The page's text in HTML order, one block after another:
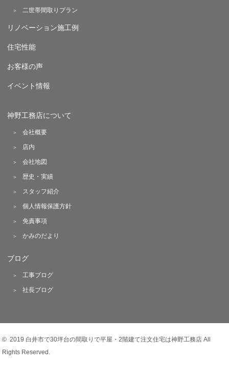
二世帯間取りプラン
リノベーション施工例
住宅性能
お客様の声
イベント情報
神野工務店について
会社概要
店内
会社地図
歴史・実績
スタッフ紹介
個人情報保護方針
免責事項
かみのだより
ブログ
工事ブログ
社長ブログ
© 2019 白井市で30坪台の間取りで平屋・2階建て注文住宅は神野工務店 All
Rights Reserved.